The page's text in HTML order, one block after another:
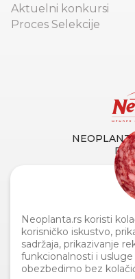
Neoplanta.rs koristi
korisničko iskustvo,
sadržaja, prikazivanje
funkcionalnosti i
obezbedimo bez
Aktuelni konkursi
Proces Selekcije
Primorska
Tel.
Info linija